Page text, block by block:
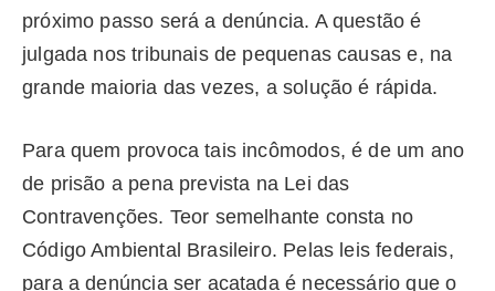
próximo passo será a denúncia. A questão é
julgada nos tribunais de pequenas causas e, na
grande maioria das vezes, a solução é rápida.
Para quem provoca tais incômodos, é de um ano
de prisão a pena prevista na Lei das
Contravenções. Teor semelhante consta no
Código Ambiental Brasileiro. Pelas leis federais,
para a denúncia ser acatada é necessário que o